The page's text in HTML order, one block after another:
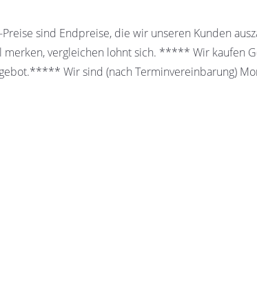
sind Endpreise, die wir unseren Kunden
vergleichen lohnt sich. ***** Wir kaufen
Wir sind (nach Terminvereinbarung)